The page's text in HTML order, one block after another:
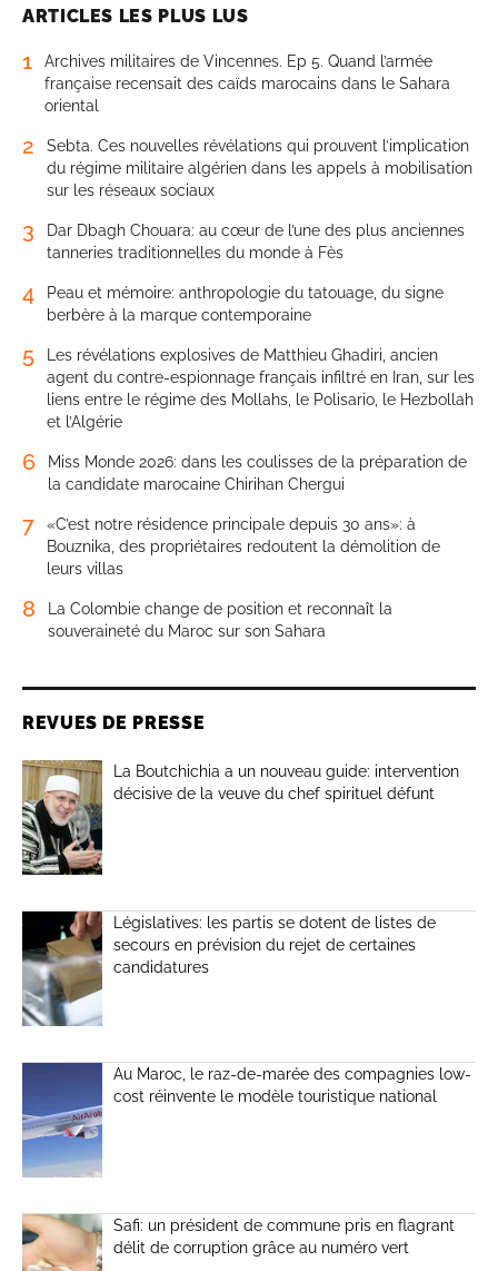
ARTICLES LES PLUS LUS
1
Archives militaires de Vincennes. Ep 5. Quand l’armée
française recensait des caïds marocains dans le Sahara
oriental
2
Sebta. Ces nouvelles révélations qui prouvent l’implication
du régime militaire algérien dans les appels à mobilisation
sur les réseaux sociaux
3
Dar Dbagh Chouara: au cœur de l’une des plus anciennes
tanneries traditionnelles du monde à Fès
4
Peau et mémoire: anthropologie du tatouage, du signe
berbère à la marque contemporaine
5
Les révélations explosives de Matthieu Ghadiri, ancien
agent du contre-espionnage français infiltré en Iran, sur les
liens entre le régime des Mollahs, le Polisario, le Hezbollah
et l’Algérie
6
Miss Monde 2026: dans les coulisses de la préparation de
la candidate marocaine Chirihan Chergui
7
«C’est notre résidence principale depuis 30 ans»: à
Bouznika, des propriétaires redoutent la démolition de
leurs villas
8
La Colombie change de position et reconnaît la
souveraineté du Maroc sur son Sahara
REVUES DE PRESSE
La Boutchichia a un nouveau guide: intervention
décisive de la veuve du chef spirituel défunt
Législatives: les partis se dotent de listes de
secours en prévision du rejet de certaines
candidatures
Au Maroc, le raz-de-marée des compagnies low-
cost réinvente le modèle touristique national
Safi: un président de commune pris en flagrant
délit de corruption grâce au numéro vert